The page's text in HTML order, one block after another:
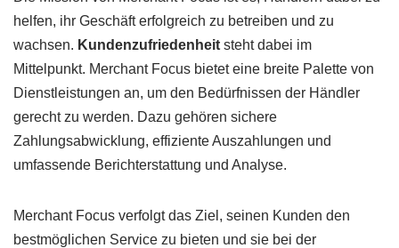
helfen, ihr Geschäft erfolgreich zu betreiben und zu
wachsen. Kundenzufriedenheit steht dabei im
Mittelpunkt. Merchant Focus bietet eine breite Palette von
Dienstleistungen an, um den Bedürfnissen der Händler
gerecht zu werden. Dazu gehören sichere
Zahlungsabwicklung, effiziente Auszahlungen und
umfassende Berichterstattung und Analyse.
Merchant Focus verfolgt das Ziel, seinen Kunden den
bestmöglichen Service zu bieten und sie bei der